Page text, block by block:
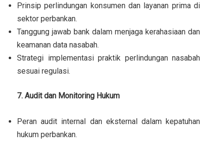
Prinsip perlindungan konsumen dan layanan prima di
sektor perbankan.
Tanggung jawab bank dalam menjaga kerahasiaan dan
keamanan data nasabah.
Strategi implementasi praktik perlindungan nasabah
sesuai regulasi.
7. Audit dan Monitoring Hukum
Peran audit internal dan eksternal dalam kepatuhan
hukum perbankan.